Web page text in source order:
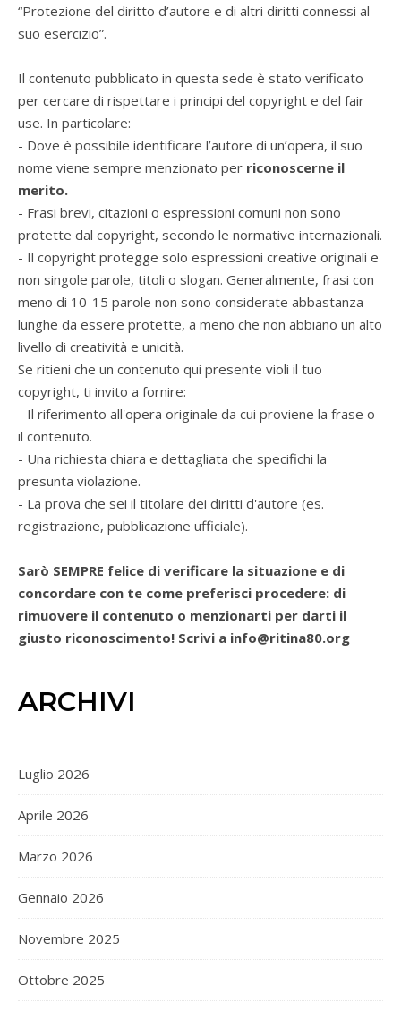
“Protezione del diritto d’autore e di altri diritti connessi al
suo esercizio”.
Il contenuto pubblicato in questa sede è stato verificato
per cercare di rispettare i principi del copyright e del fair
use. In particolare:
- Dove è possibile identificare l’autore di un’opera, il suo
nome viene sempre menzionato per riconoscerne il
merito.
- Frasi brevi, citazioni o espressioni comuni non sono
protette dal copyright, secondo le normative internazionali.
- Il copyright protegge solo espressioni creative originali e
non singole parole, titoli o slogan. Generalmente, frasi con
meno di 10-15 parole non sono considerate abbastanza
lunghe da essere protette, a meno che non abbiano un alto
livello di creatività e unicità.
Se ritieni che un contenuto qui presente violi il tuo
copyright, ti invito a fornire:
- Il riferimento all'opera originale da cui proviene la frase o
il contenuto.
- Una richiesta chiara e dettagliata che specifichi la
presunta violazione.
- La prova che sei il titolare dei diritti d'autore (es.
registrazione, pubblicazione ufficiale).
Sarò SEMPRE felice di verificare la situazione e di
concordare con te come preferisci procedere: di
rimuovere il contenuto o menzionarti per darti il
giusto riconoscimento! Scrivi a info@ritina80.org
ARCHIVI
Luglio 2026
Aprile 2026
Marzo 2026
Gennaio 2026
Novembre 2025
Ottobre 2025